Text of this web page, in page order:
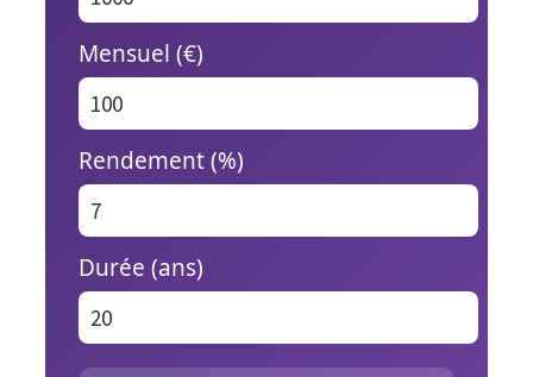
Mensuel (€)
Rendement (%)
Durée (ans)